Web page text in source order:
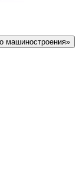
машиностроения»